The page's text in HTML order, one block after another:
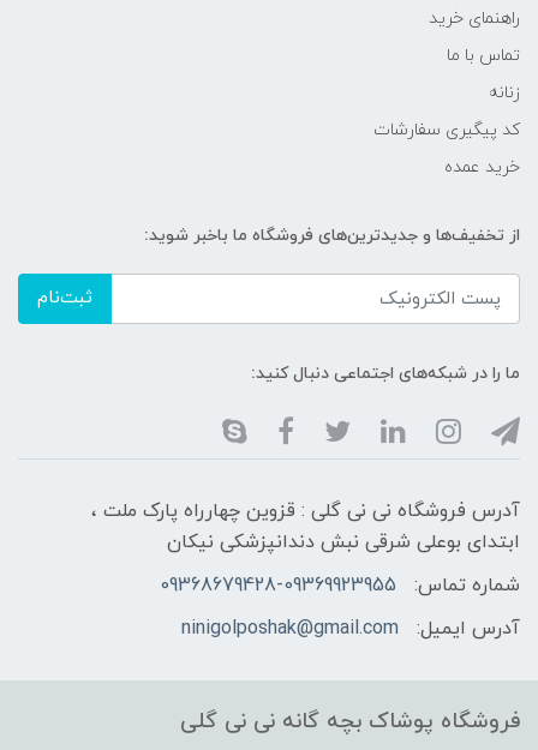
راهنمای خرید
تماس با ما
زنانه
کد پیگیری سفارشات
خرید عمده
از تخفیف‌ها و جدیدترین‌های فروشگاه ما باخبر شوید:
ثبت‌نام
ما را در شبکه‌های اجتماعی دنبال کنید:
آدرس فروشگاه نی نی گلی : قزوین چهارراه پارک ملت ،
ابتدای بوعلی شرقی نبش دندانپزشکی نیکان
شماره تماس:
09368679428-09369923955
آدرس ایمیل:
ninigolposhak@gmail.com
فروشگاه پوشاک بچه گانه نی نی گلی